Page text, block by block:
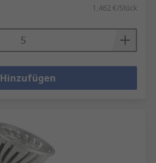
1,462 €/Stück
Hinzufügen